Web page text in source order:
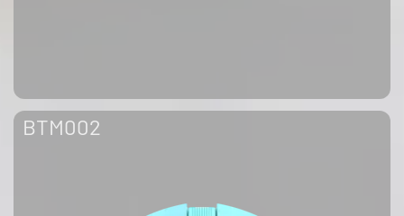
BTM002